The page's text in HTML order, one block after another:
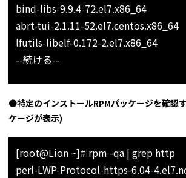
bind-libs-9.9.4-72.el7.x86_64
abrt-tui-2.1.11-52.el7.centos.x86_64e
lfutils-libelf-0.172-2.el7.x86_64
--続ける--
●特定のインストールRPMパッケージを確
ケージが表示)
[root@Lion ~]# rpm -qa | grep http
perl-LWP-Protocol-https-6.04-